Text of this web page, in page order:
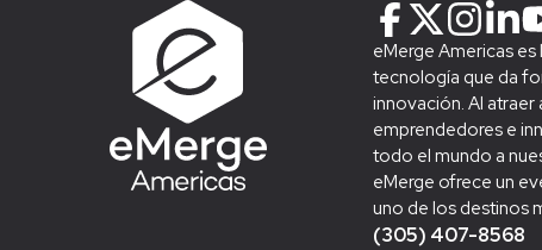
eMerge Americas
tecnología que da
innovación. Al atraer
emprendedores e
todo el mundo a
eMerge ofrece un
uno de los destinos
(305) 407-8568